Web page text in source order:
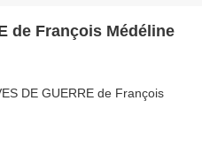
de François Médéline